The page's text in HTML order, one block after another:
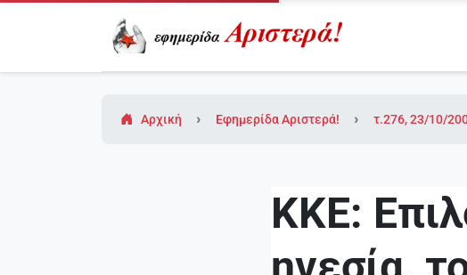
Αρχική Εφημερίδα Αριστερά! τ.276, 23/10/
ΚΚΕ: